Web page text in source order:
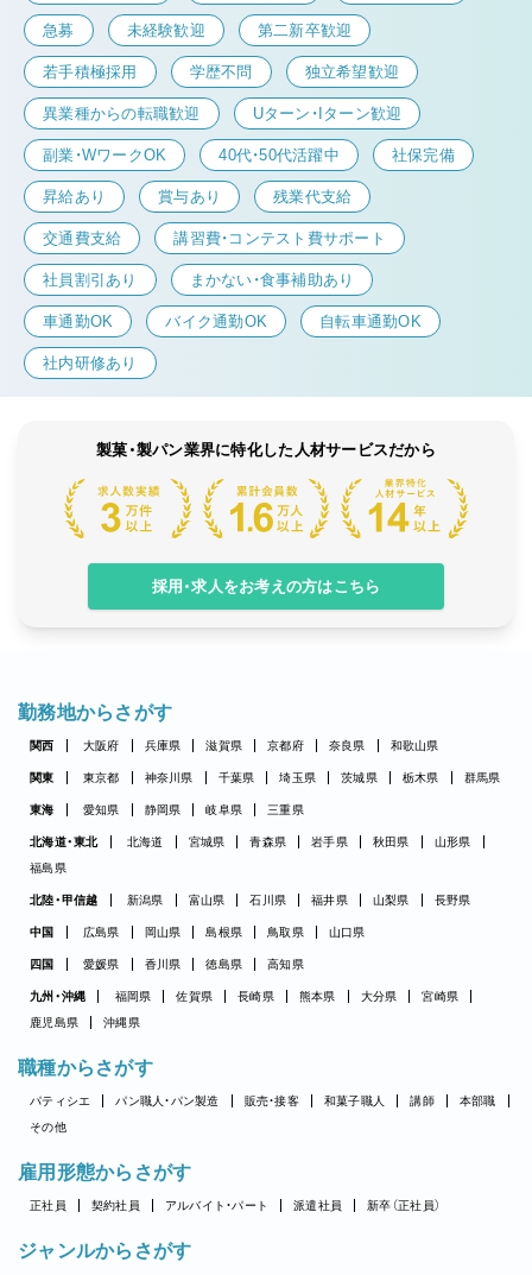
急募 未経験歓迎 第二新卒歓迎
若手積極採用 学歴不問 独立希望歓迎
異業種からの転職歓迎 Uターン・Iターン歓迎
副業・WワークOK 40代・50代活躍中 社保完備
昇給あり 賞与あり 残業代支給
交通費支給 講習費・コンテスト費サポート
社員割引あり まかない・食事補助あり
車通勤OK バイク通勤OK 自転車通勤OK
社内研修あり
製菓・製パン業界に特化した人材サービスだから
採用・求人をお考えの方はこちら
勤務地からさがす
関西 大阪府 兵庫県 滋賀県 京都府 奈良県 和歌山県
関東 東京都 神奈川県 千葉県 埼玉県 茨城県 栃木県 群馬県
東海 愛知県 静岡県 岐阜県 三重県
北海道・東北 北海道 宮城県 青森県 岩手県 秋田県
山形県
福島県
北陸・甲信越 新潟県 富山県 石川県 福井県 山梨県 長野県
中国 広島県 岡山県 島根県 鳥取県 山口県
四国 愛媛県 香川県 徳島県 高知県
九州・沖縄 福岡県 佐賀県 長崎県 熊本県 大分県
宮崎県
鹿児島県
沖縄県
職種からさがす
パティシエ パン職人・パン製造 販売・接客 和菓子職人 講師
本部職
その他
雇用形態からさがす
正社員 契約社員 アルバイト・パート 派遣社員 新卒（正社員）
ジャンルからさがす